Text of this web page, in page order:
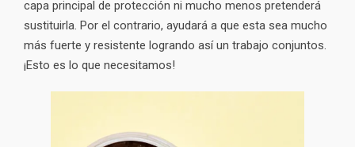
capa principal de protección ni mucho menos pretenderá
sustituirla. Por el contrario, ayudará a que esta sea mucho
más fuerte y resistente logrando así un trabajo conjuntos.
¡Esto es lo que necesitamos!